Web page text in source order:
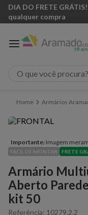
DIA DO FRETE
qualquer compra
O que você procura?
Armários
Importante:Imagem
FÁCIL DE MONTAR FRETE
Armário
Aberto
kit 50
Referência: 10279.2.2